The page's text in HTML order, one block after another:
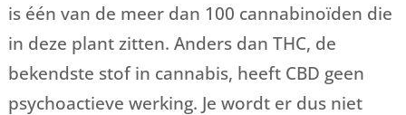
is één van de meer dan 100 cannabinoïden die
in deze plant zitten. Anders dan THC, de
bekendste stof in cannabis, heeft CBD geen
psychoactieve werking. Je wordt er dus niet